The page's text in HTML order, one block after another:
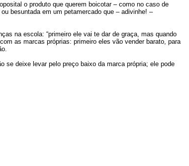
o produto que querem boicotar – como no caso de
besuntada em um petamercado que – adivinhe! –
na escola: “primeiro ele vai te dar de graça, mas quando
as marcas próprias: primeiro eles vão vender barato, para
se deixe levar pelo preço baixo da marca própria; ele pode